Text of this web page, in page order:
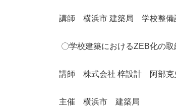
講師 横浜市 建築局 学校整
〇学校建築におけるZEB化の取
講師 株式会社 梓設計 阿部克
主催 横浜市 建築局